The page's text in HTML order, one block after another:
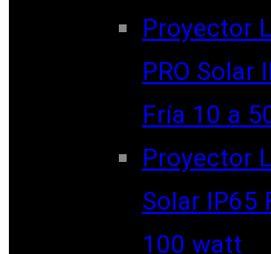
Proyector
PRO Solar
Fría 10 a
Proyector
Solar IP65
100 watt